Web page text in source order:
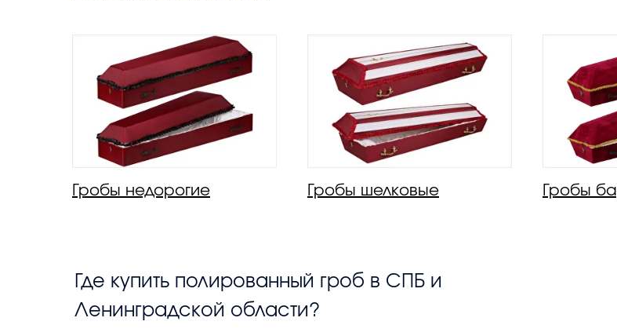
Гробы недорогие Гробы шелковые Гробы
Где купить полированный гроб в СПБ и
Ленинградской области?